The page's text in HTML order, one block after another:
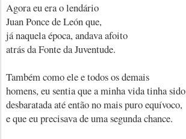
Agora eu era o lendário
Juan Ponce de León que,
já naquela época, andava afoito
atrás da Fonte da Juventude.
Também como ele e todos os demais
homens, eu sentia que a minha vida tinha sido
desbaratada até então no mais puro equívoco,
e que eu precisava de uma segunda chance.